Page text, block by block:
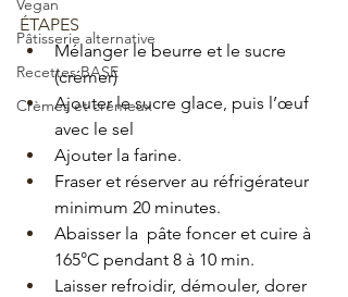
Vegan
Pâtisserie alternative
Recettes BASE
Crèmes et crémeux
ÉTAPES
Mélanger le beurre et le sucre
(crémer)
Ajouter le sucre glace, puis l’œuf
avec le sel
Ajouter la farine.
Fraser et réserver au réfrigérateur
minimum 20 minutes.
Abaisser la  pâte foncer et cuire à
165°C pendant 8 à 10 min.
Laisser refroidir, démouler, dorer